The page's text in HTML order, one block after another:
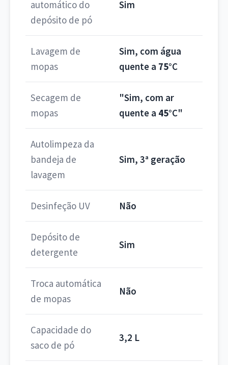
automático do
depósito de pó
Sim
Lavagem de
mopas
Sim, com água
quente a 75°C
Secagem de
mopas
"Sim, com ar
quente a 45°C"
Autolimpeza da
bandeja de
lavagem
Sim, 3ª geração
Desinfeção UV Não
Depósito de
detergente
Sim
Troca automática
de mopas
Não
Capacidade do
saco de pó
3,2 L